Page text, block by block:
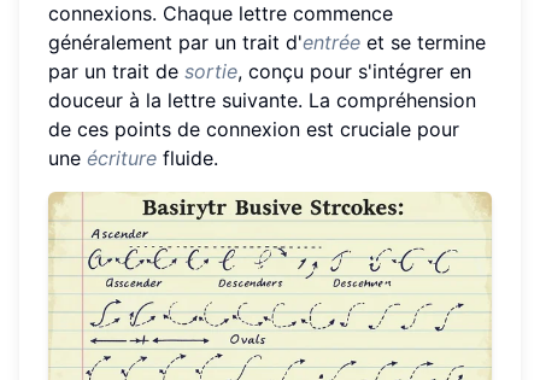
connexions. Chaque lettre commence
généralement par un trait d'entrée et se termine
par un trait de sortie, conçu pour s'intégrer en
douceur à la lettre suivante. La compréhension
de ces points de connexion est cruciale pour
une écriture fluide.